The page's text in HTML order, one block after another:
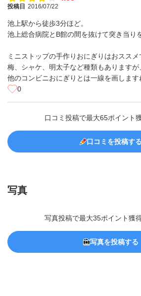
投稿日 2016/07/22
池上駅から徒歩3分ほど。
池上総合病院とB館の間を抜けて突き当り
ミニストップの手作りおにぎりはおススメ
梅、シャケ、明太子など種類もありますが
他のコンビニおにぎりとは一線を画します
0
口コミ投稿で最大65ポイント
口コミを投稿する
写真
写真投稿で最大35ポイント獲
写真を投稿する